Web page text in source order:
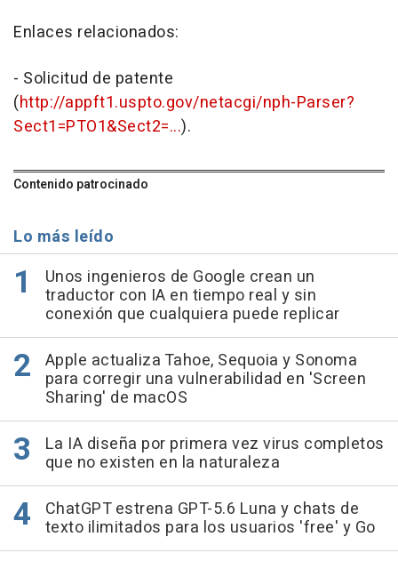
Enlaces relacionados:
- Solicitud de patente
(http://appft1.uspto.gov/netacgi/nph-Parser?
Sect1=PTO1&Sect2=...).
Contenido patrocinado
Lo más leído
Unos ingenieros de Google crean un
traductor con IA en tiempo real y sin
conexión que cualquiera puede replicar
Apple actualiza Tahoe, Sequoia y Sonoma
para corregir una vulnerabilidad en 'Screen
Sharing' de macOS
La IA diseña por primera vez virus completos
que no existen en la naturaleza
ChatGPT estrena GPT-5.6 Luna y chats de
texto ilimitados para los usuarios 'free' y Go